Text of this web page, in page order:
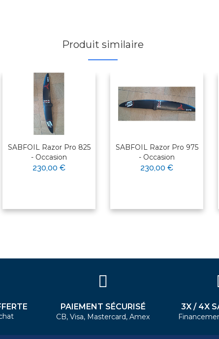
Produit similaire
SABFOIL Razor Pro 825
- Occasion
230,00 €
SABFOIL Razor Pro 975
- Occasion
230,00 €
PAIEMENT SÉCURISÉ
CB, Visa, Mastercard, Amex
3X / 4X